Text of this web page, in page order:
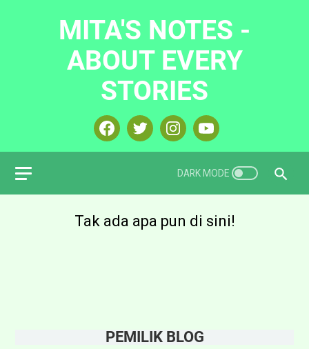
MITA'S NOTES -
ABOUT EVERY
STORIES
Tak ada apa pun di sini!
PEMILIK BLOG